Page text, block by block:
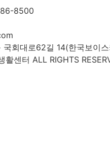
8500
국회대로62길 14(한국보이
센터 ALL RIGHTS